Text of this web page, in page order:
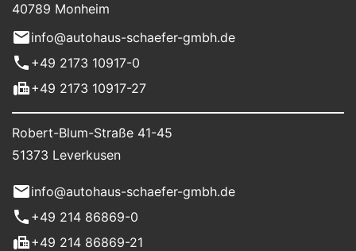
40789 Monheim
info@autohaus-schaefer-gmbh.de
+49 2173 10917-0
+49 2173 10917-27
Robert-Blum-Straße 41-45
51373 Leverkusen
info@autohaus-schaefer-gmbh.de
+49 214 86869-0
+49 214 86869-21